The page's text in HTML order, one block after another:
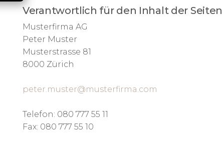
Verantwortlich für den Inhalt der Seiten
Musterfirma AG
Peter Muster
Musterstrasse 81
8000 Zürich
peter.muster@musterfirma.com
Telefon: 080 777 55 11
Fax: 080 777 55 10